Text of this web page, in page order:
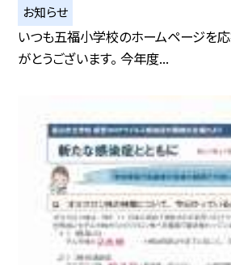
お知らせ
いつも五福小学校のホームページを応
がとうございます。 今年度...